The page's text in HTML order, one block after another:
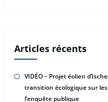
Articles récents
VIDÉO – Projet éolien
transition écologique sur
l’enquête publique